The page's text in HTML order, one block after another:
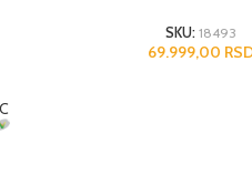
SKU:18493
69.999,00